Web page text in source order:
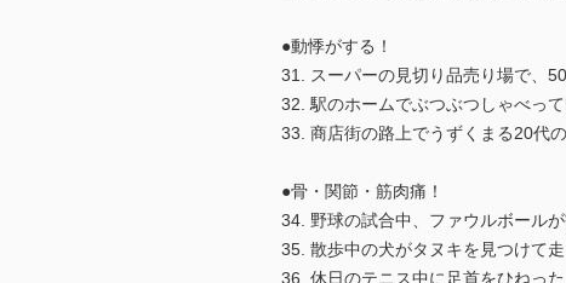
●動悸がする！
31. スーパーの見切り品売り場で、
32. 駅のホームでぶつぶつしゃべっ
33. 商店街の路上でうずくまる20代
●骨・関節・筋肉痛！
34. 野球の試合中、ファウルボール
35. 散歩中の犬がタヌキを見つけて
36. 休日のテニス中に足首をひねっ